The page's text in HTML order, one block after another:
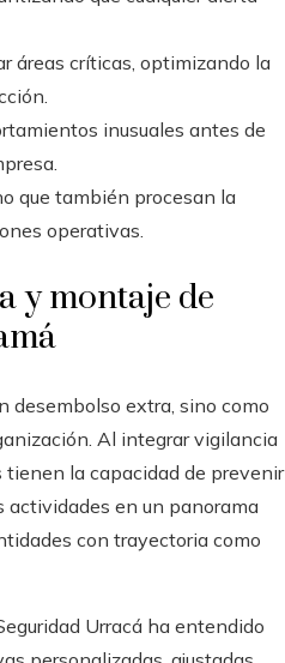
áreas críticas, optimizando la
inusuales antes de
que también procesan la
operativas.
y montaje de
desembolso extra, sino como
Al integrar vigilancia
la capacidad de prevenir
actividades en un panorama
con trayectoria como
Urracá ha entendido